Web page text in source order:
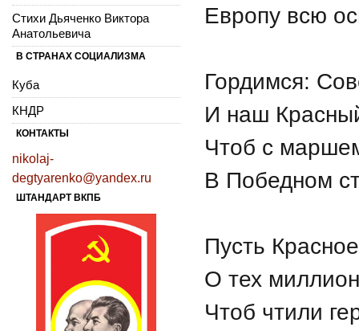
Европу всю
Гордимся:
И наш
Чтоб с
В Победном
Пусть
О тех
Чтоб чтили
Стихи Дьяченко Виктора
Анатольевича
В СТРАНАХ СОЦИАЛИЗМА
Куба
КНДР
КОНТАКТЫ
nikolaj-
degtyarenko@yandex.ru
ШТАНДАРТ ВКПБ